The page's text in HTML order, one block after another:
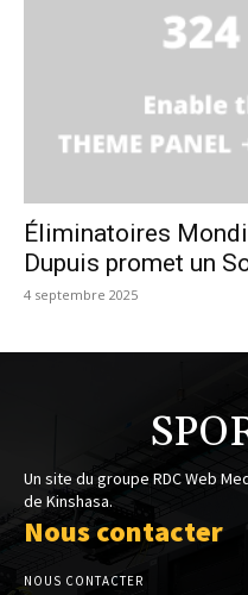
Éliminatoires
Dupuis promet un
4 septembre 2025
Un site du groupe RDC Web
de Kinshasa.
Nous contacter
NOUS CONTACTER